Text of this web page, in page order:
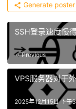
Generate poster
SSH登录速度慢
Previous
VPS服务器对于
2025年12月15日 下午